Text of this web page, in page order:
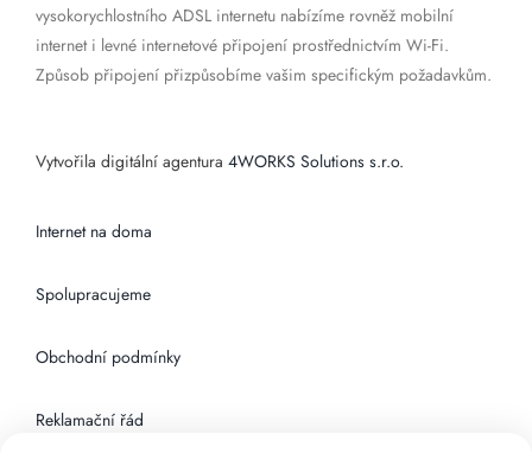
vysokorychlostního ADSL internetu nabízíme rovněž mobilní
internet i levné internetové připojení prostřednictvím Wi-Fi.
Způsob připojení přizpůsobíme vašim specifickým požadavkům.
Vytvořila digitální agentura 4WORKS Solutions s.r.o.
Internet na doma
Spolupracujeme
Obchodní podmínky
Reklamační řád